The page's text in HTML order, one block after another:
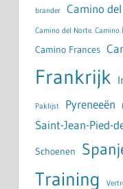
brander Camino
Camino del Norte. Camino
Camino Frances
Frankrijk
Paklijst Pyreneeën
Saint-Jean-Pied-
Schoenen
Training